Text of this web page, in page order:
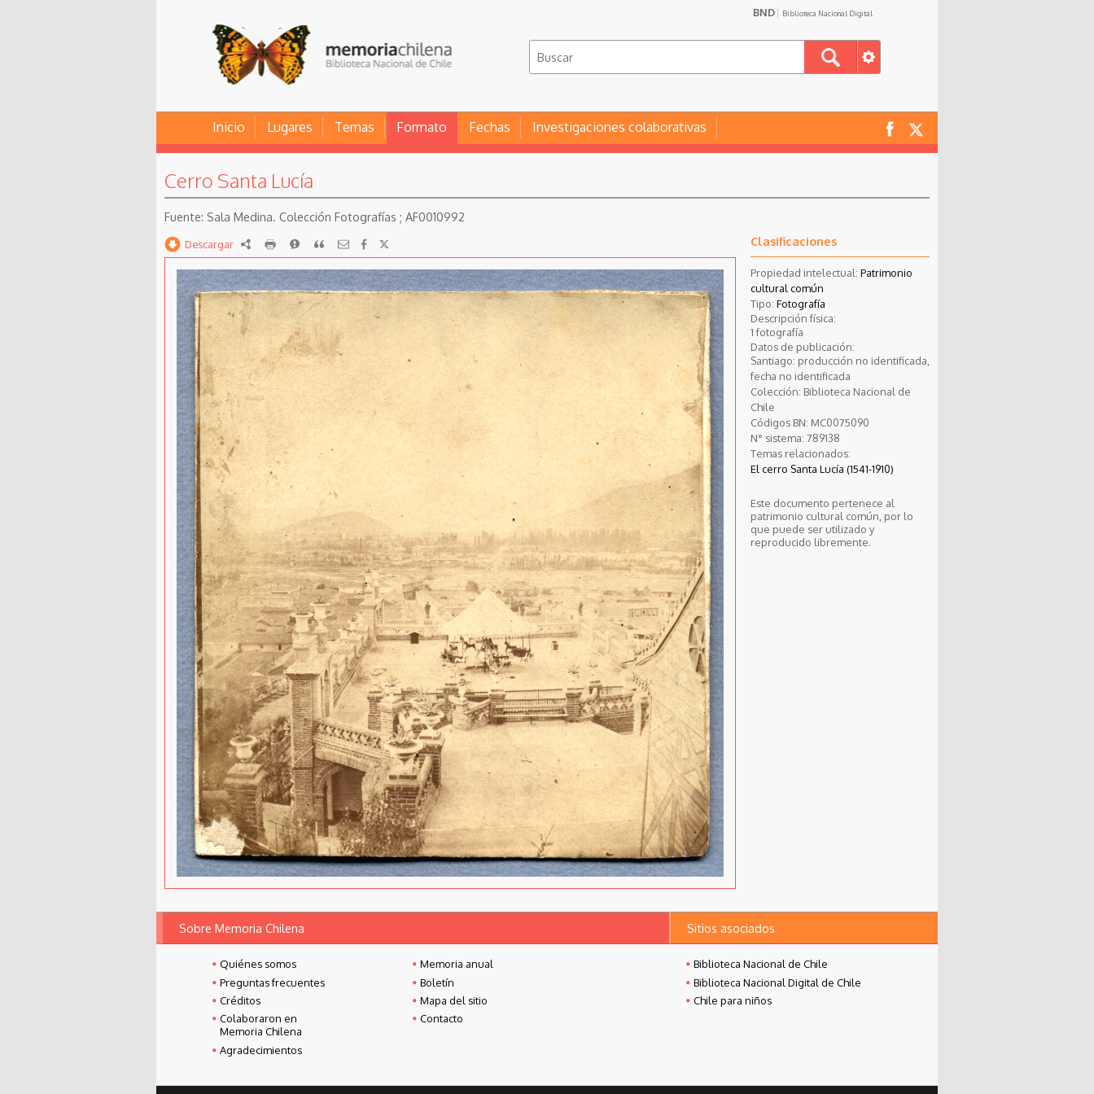
BND Biblioteca Nacional Digital
Inicio Lugares Temas Formato Fechas Investigaciones colaborativas
Cerro Santa Lucía
Sala Medina. Colección Fotografías ; AF0010992
Descargar RDF imprimirReportarCitar Clasificaciones
Propiedad intelectual: Patrimonio
cultural común
Tipo: Fotografía
Descripción física:
1 fotografía
Datos de publicación:
Santiago: producción no identificada,
fecha no identificada
Colección: Biblioteca Nacional de
Chile
Códigos BN: MC0075090
N° sistema: 789138
Temas relacionados:
El cerro Santa Lucía (1541-1910)
Este documento pertenece al
patrimonio cultural común, por lo
que puede ser utilizado y
reproducido libremente.
Sobre Memoria Chilena
Quiénes somos
Preguntas frecuentes
Créditos
Colaboraron en
Memoria Chilena
Agradecimientos
Memoria anual
Boletín
Mapa del sitio
Contacto
Sitios asociados
Biblioteca Nacional de Chile
Biblioteca Nacional Digital de Chile
Chile para niños